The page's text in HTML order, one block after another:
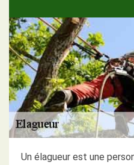
Un élagueur est une